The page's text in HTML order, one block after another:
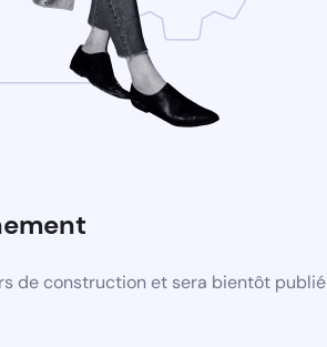
de construction et sera bientôt publié